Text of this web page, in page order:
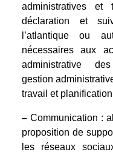
administratives
déclaration et
l’atlantique ou
nécessaires aux
administrative
gestion
travail et
–Communication :
proposition de
les réseaux